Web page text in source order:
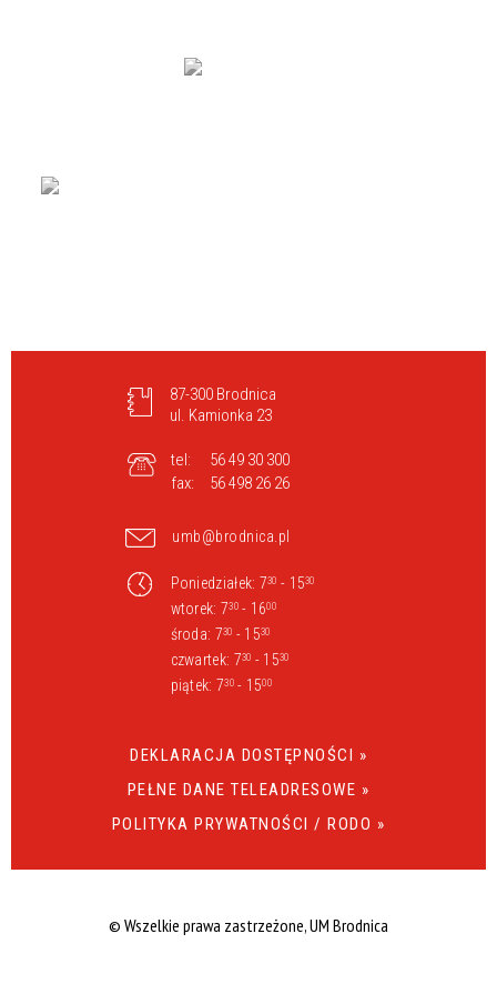
87-300 Brodnica
ul. Kamionka 23
tel:
56 49 30 300
fax:
56 498 26 26
umb@brodnica.pl
Poniedziałek: 730 - 1530
wtorek: 730- 1600
środa: 730 - 1530
czwartek: 730 - 1530
piątek: 730- 1500
DEKLARACJA DOSTĘPNOŚCI »
PEŁNE DANE TELEADRESOWE »
POLITYKA PRYWATNOŚCI / RODO »
© Wszelkie prawa zastrzeżone, UM Brodnica